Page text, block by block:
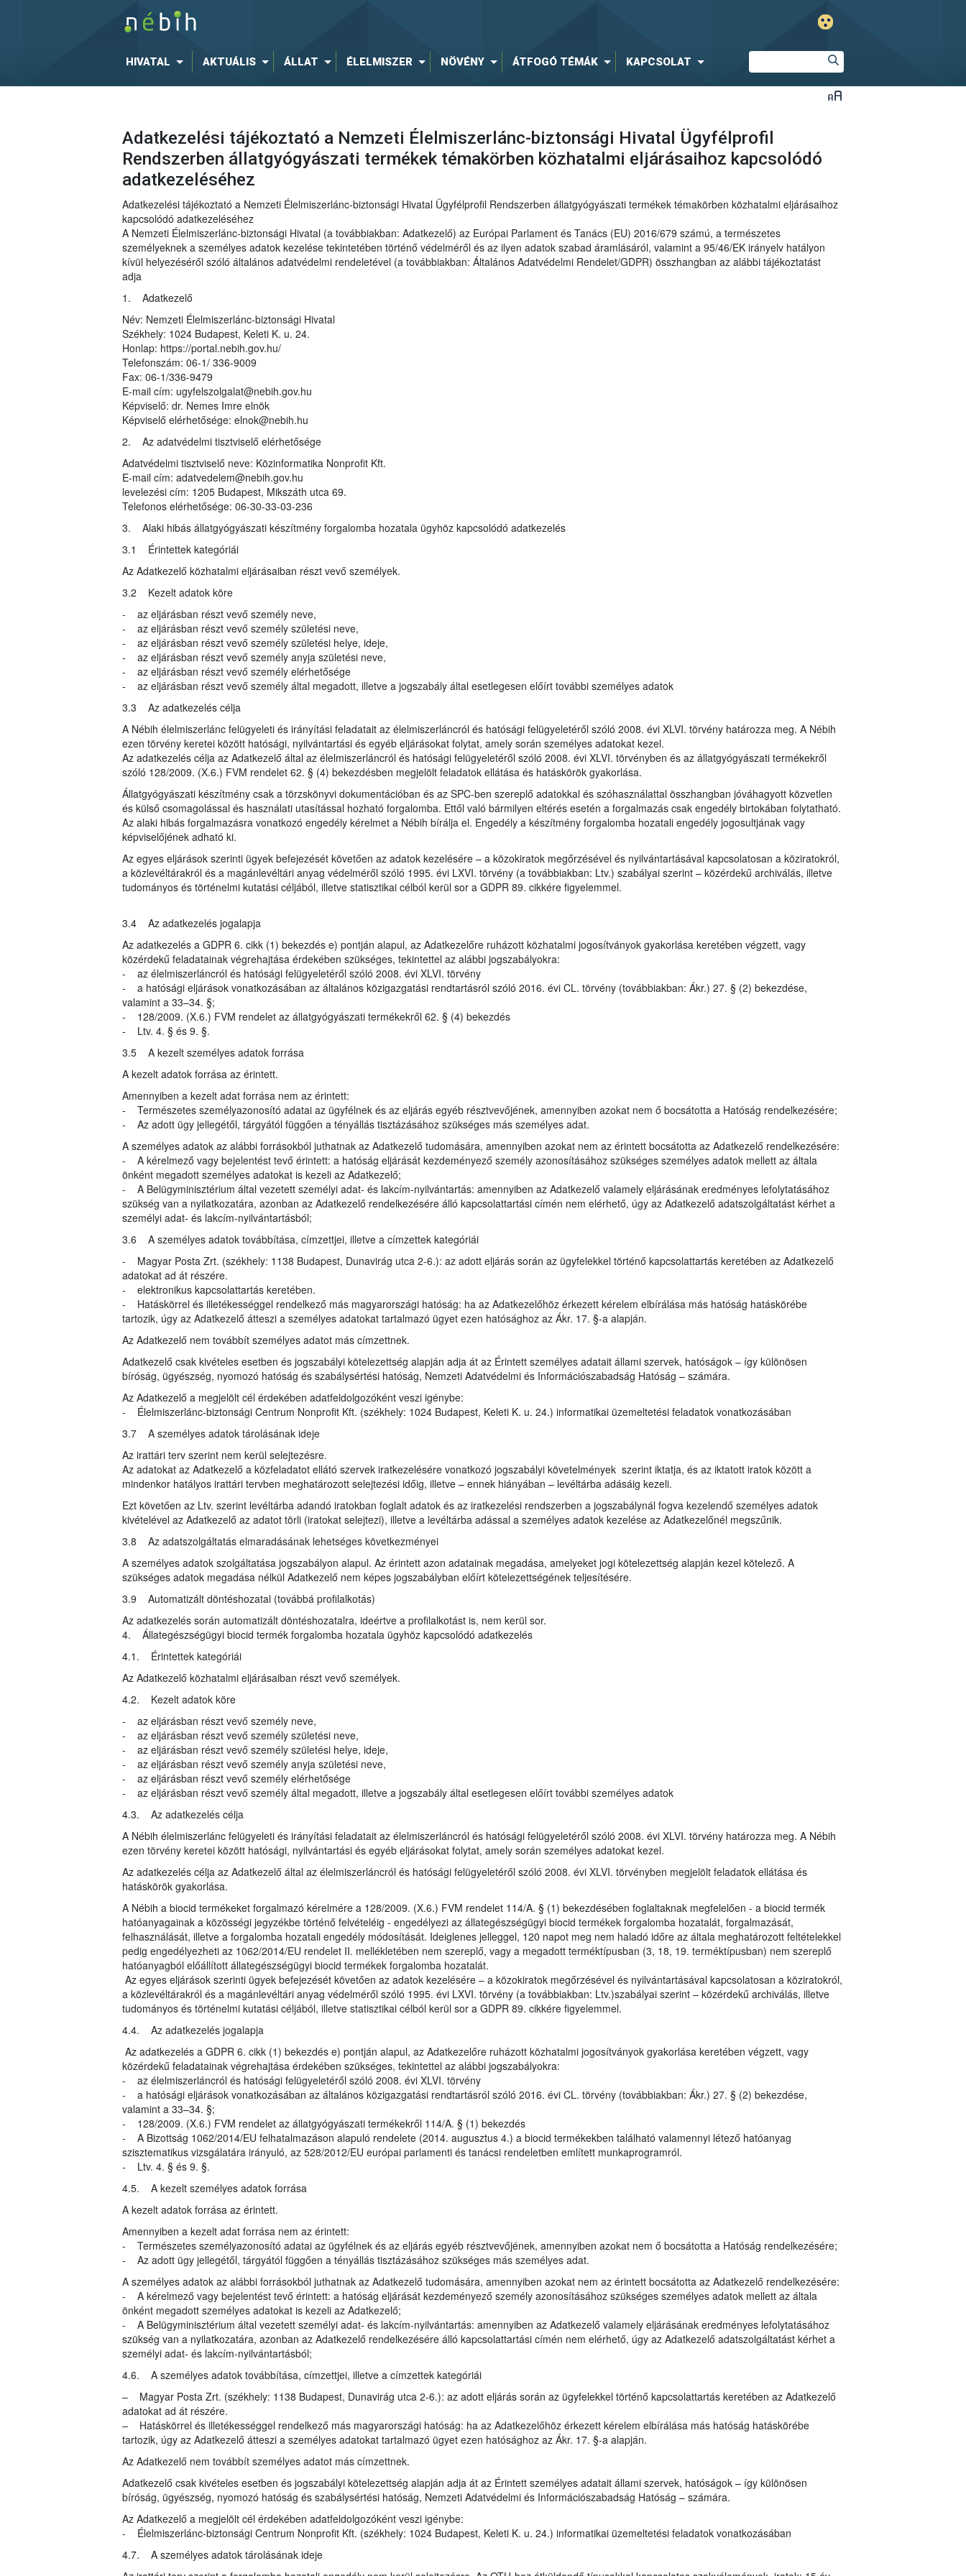
HIVATAL AKTUÁLIS ÁLLAT ÉLELMISZER NÖVÉNY ÁTFOGÓ TÉMÁK KAPCSOLAT
Adatkezelési tájékoztató a Nemzeti Élelmiszerlánc-biztonsági Hivatal Ügyfélprofil
Rendszerben állatgyógyászati termékek témakörben közhatalmi eljárásaihoz kapcsolódó
adatkezeléséhez
Adatkezelési tájékoztató a Nemzeti Élelmiszerlánc-biztonsági Hivatal Ügyfélprofil Rendszerben állatgyógyászati termékek témakörben közhatalmi eljárásaihoz
kapcsolódó adatkezeléséhez
A Nemzeti Élelmiszerlánc-biztonsági Hivatal (a továbbiakban: Adatkezelő) az Európai Parlament és Tanács (EU) 2016/679 számú, a természetes
személyeknek a személyes adatok kezelése tekintetében történő védelméről és az ilyen adatok szabad áramlásáról, valamint a 95/46/EK irányelv hatályon
kívül helyezéséről szóló általános adatvédelmi rendeletével (a továbbiakban: Általános Adatvédelmi Rendelet/GDPR) összhangban az alábbi tájékoztatást
adja
1. Adatkezelő
Név: Nemzeti Élelmiszerlánc-biztonsági Hivatal
Székhely: 1024 Budapest, Keleti K. u. 24.
Honlap: https://portal.nebih.gov.hu/
Telefonszám: 06-1/ 336-9009
Fax: 06-1/336-9479
E-mail cím: ugyfelszolgalat@nebih.gov.hu
Képviselő: dr. Nemes Imre elnök
Képviselő elérhetősége: elnok@nebih.hu
2. Az adatvédelmi tisztviselő elérhetősége
Adatvédelmi tisztviselő neve: Közinformatika Nonprofit Kft.
E-mail cím: adatvedelem@nebih.gov.hu
levelezési cím: 1205 Budapest, Mikszáth utca 69.
Telefonos elérhetősége: 06-30-33-03-236
3. Alaki hibás állatgyógyászati készítmény forgalomba hozatala ügyhöz kapcsolódó adatkezelés
3.1 Érintettek kategóriái
Az Adatkezelő közhatalmi eljárásaiban részt vevő személyek.
3.2 Kezelt adatok köre
- az eljárásban részt vevő személy neve,
- az eljárásban részt vevő személy születési neve,
- az eljárásban részt vevő személy születési helye, ideje,
- az eljárásban részt vevő személy anyja születési neve,
- az eljárásban részt vevő személy elérhetősége
- az eljárásban részt vevő személy által megadott, illetve a jogszabály által esetlegesen előírt további személyes adatok
3.3 Az adatkezelés célja
A Nébih élelmiszerlánc felügyeleti és irányítási feladatait az élelmiszerláncról és hatósági felügyeletéről szóló 2008. évi XLVI. törvény határozza meg. A Nébih
ezen törvény keretei között hatósági, nyilvántartási és egyéb eljárásokat folytat, amely során személyes adatokat kezel.
Az adatkezelés célja az Adatkezelő által az élelmiszerláncról és hatósági felügyeletéről szóló 2008. évi XLVI. törvényben és az állatgyógyászati termékekről
szóló 128/2009. (X.6.) FVM rendelet 62. § (4) bekezdésben megjelölt feladatok ellátása és hatáskörök gyakorlása.
Állatgyógyászati készítmény csak a törzskönyvi dokumentációban és az SPC-ben szereplő adatokkal és szóhasználattal összhangban jóváhagyott közvetlen
és külső csomagolással és használati utasítással hozható forgalomba. Ettől való bármilyen eltérés esetén a forgalmazás csak engedély birtokában folytatható.
Az alaki hibás forgalmazásra vonatkozó engedély kérelmet a Nébih bírálja el. Engedély a készítmény forgalomba hozatali engedély jogosultjának vagy
képviselőjének adható ki.
Az egyes eljárások szerinti ügyek befejezését követően az adatok kezelésére – a közokiratok megőrzésével és nyilvántartásával kapcsolatosan a köziratokról,
a közlevéltárakról és a magánlevéltári anyag védelméről szóló 1995. évi LXVI. törvény (a továbbiakban: Ltv.) szabályai szerint – közérdekű archiválás, illetve
tudományos és történelmi kutatási céljából, illetve statisztikai célból kerül sor a GDPR 89. cikkére figyelemmel.
3.4 Az adatkezelés jogalapja
Az adatkezelés a GDPR 6. cikk (1) bekezdés e) pontján alapul, az Adatkezelőre ruházott közhatalmi jogosítványok gyakorlása keretében végzett, vagy
közérdekű feladatainak végrehajtása érdekében szükséges, tekintettel az alábbi jogszabályokra:
- az élelmiszerláncról és hatósági felügyeletéről szóló 2008. évi XLVI. törvény
- a hatósági eljárások vonatkozásában az általános közigazgatási rendtartásról szóló 2016. évi CL. törvény (továbbiakban: Ákr.) 27. § (2) bekezdése,
valamint a 33–34. §;
- 128/2009. (X.6.) FVM rendelet az állatgyógyászati termékekről 62. § (4) bekezdés
- Ltv. 4. § és 9. §.
3.5 A kezelt személyes adatok forrása
A kezelt adatok forrása az érintett.
Amennyiben a kezelt adat forrása nem az érintett:
- Természetes személyazonosító adatai az ügyfélnek és az eljárás egyéb résztvevőjének, amennyiben azokat nem ő bocsátotta a Hatóság rendelkezésére;
- Az adott ügy jellegétől, tárgyától függően a tényállás tisztázásához szükséges más személyes adat.
A személyes adatok az alábbi forrásokból juthatnak az Adatkezelő tudomására, amennyiben azokat nem az érintett bocsátotta az Adatkezelő rendelkezésére:
- A kérelmező vagy bejelentést tevő érintett: a hatóság eljárását kezdeményező személy azonosításához szükséges személyes adatok mellett az általa
önként megadott személyes adatokat is kezeli az Adatkezelő;
- A Belügyminisztérium által vezetett személyi adat- és lakcím-nyilvántartás: amennyiben az Adatkezelő valamely eljárásának eredményes lefolytatásához
szükség van a nyilatkozatára, azonban az Adatkezelő rendelkezésére álló kapcsolattartási címén nem elérhető, úgy az Adatkezelő adatszolgáltatást kérhet a
személyi adat- és lakcím-nyilvántartásból;
3.6 A személyes adatok továbbítása, címzettjei, illetve a címzettek kategóriái
- Magyar Posta Zrt. (székhely: 1138 Budapest, Dunavirág utca 2-6.): az adott eljárás során az ügyfelekkel történő kapcsolattartás keretében az Adatkezelő
adatokat ad át részére.
- elektronikus kapcsolattartás keretében.
- Hatáskörrel és illetékességgel rendelkező más magyarországi hatóság: ha az Adatkezelőhöz érkezett kérelem elbírálása más hatóság hatáskörébe
tartozik, úgy az Adatkezelő átteszi a személyes adatokat tartalmazó ügyet ezen hatósághoz az Ákr. 17. §-a alapján.
Az Adatkezelő nem továbbít személyes adatot más címzettnek.
Adatkezelő csak kivételes esetben és jogszabályi kötelezettség alapján adja át az Érintett személyes adatait állami szervek, hatóságok – így különösen
bíróság, ügyészség, nyomozó hatóság és szabálysértési hatóság, Nemzeti Adatvédelmi és Információszabadság Hatóság – számára.
Az Adatkezelő a megjelölt cél érdekében adatfeldolgozóként veszi igénybe:
- Élelmiszerlánc-biztonsági Centrum Nonprofit Kft. (székhely: 1024 Budapest, Keleti K. u. 24.) informatikai üzemeltetési feladatok vonatkozásában
3.7 A személyes adatok tárolásának ideje
Az irattári terv szerint nem kerül selejtezésre.
Az adatokat az Adatkezelő a közfeladatot ellátó szervek iratkezelésére vonatkozó jogszabályi követelmények szerint iktatja, és az iktatott iratok között a
mindenkor hatályos irattári tervben meghatározott selejtezési időig, illetve – ennek hiányában – levéltárba adásáig kezeli.
Ezt követően az Ltv. szerint levéltárba adandó iratokban foglalt adatok és az iratkezelési rendszerben a jogszabálynál fogva kezelendő személyes adatok
kivételével az Adatkezelő az adatot törli (iratokat selejtezi), illetve a levéltárba adással a személyes adatok kezelése az Adatkezelőnél megszűnik.
3.8 Az adatszolgáltatás elmaradásának lehetséges következményei
A személyes adatok szolgáltatása jogszabályon alapul. Az érintett azon adatainak megadása, amelyeket jogi kötelezettség alapján kezel kötelező. A
szükséges adatok megadása nélkül Adatkezelő nem képes jogszabályban előírt kötelezettségének teljesítésére.
3.9 Automatizált döntéshozatal (továbbá profilalkotás)
Az adatkezelés során automatizált döntéshozatalra, ideértve a profilalkotást is, nem kerül sor.
4. Állategészségügyi biocid termék forgalomba hozatala ügyhöz kapcsolódó adatkezelés
4.1. Érintettek kategóriái
Az Adatkezelő közhatalmi eljárásaiban részt vevő személyek.
4.2. Kezelt adatok köre
- az eljárásban részt vevő személy neve,
- az eljárásban részt vevő személy születési neve,
- az eljárásban részt vevő személy születési helye, ideje,
- az eljárásban részt vevő személy anyja születési neve,
- az eljárásban részt vevő személy elérhetősége
- az eljárásban részt vevő személy által megadott, illetve a jogszabály által esetlegesen előírt további személyes adatok
4.3. Az adatkezelés célja
A Nébih élelmiszerlánc felügyeleti és irányítási feladatait az élelmiszerláncról és hatósági felügyeletéről szóló 2008. évi XLVI. törvény határozza meg. A Nébih
ezen törvény keretei között hatósági, nyilvántartási és egyéb eljárásokat folytat, amely során személyes adatokat kezel.
Az adatkezelés célja az Adatkezelő által az élelmiszerláncról és hatósági felügyeletéről szóló 2008. évi XLVI. törvényben megjelölt feladatok ellátása és
hatáskörök gyakorlása.
A Nébih a biocid termékeket forgalmazó kérelmére a 128/2009. (X.6.) FVM rendelet 114/A. § (1) bekezdésében foglaltaknak megfelelően - a biocid termék
hatóanyagainak a közösségi jegyzékbe történő felvételéig - engedélyezi az állategészségügyi biocid termékek forgalomba hozatalát, forgalmazását,
felhasználását, illetve a forgalomba hozatali engedély módosítását. Ideiglenes jelleggel, 120 napot meg nem haladó időre az általa meghatározott feltételekkel
pedig engedélyezheti az 1062/2014/EU rendelet II. mellékletében nem szereplő, vagy a megadott terméktípusban (3, 18, 19. terméktípusban) nem szereplő
hatóanyagból előállított állategészségügyi biocid termékek forgalomba hozatalát.
Az egyes eljárások szerinti ügyek befejezését követően az adatok kezelésére – a közokiratok megőrzésével és nyilvántartásával kapcsolatosan a köziratokról,
a közlevéltárakról és a magánlevéltári anyag védelméről szóló 1995. évi LXVI. törvény (a továbbiakban: Ltv.)szabályai szerint – közérdekű archiválás, illetve
tudományos és történelmi kutatási céljából, illetve statisztikai célból kerül sor a GDPR 89. cikkére figyelemmel.
4.4. Az adatkezelés jogalapja
Az adatkezelés a GDPR 6. cikk (1) bekezdés e) pontján alapul, az Adatkezelőre ruházott közhatalmi jogosítványok gyakorlása keretében végzett, vagy
közérdekű feladatainak végrehajtása érdekében szükséges, tekintettel az alábbi jogszabályokra:
- az élelmiszerláncról és hatósági felügyeletéről szóló 2008. évi XLVI. törvény
- a hatósági eljárások vonatkozásában az általános közigazgatási rendtartásról szóló 2016. évi CL. törvény (továbbiakban: Ákr.) 27. § (2) bekezdése,
valamint a 33–34. §;
- 128/2009. (X.6.) FVM rendelet az állatgyógyászati termékekről 114/A. § (1) bekezdés
- A Bizottság 1062/2014/EU felhatalmazáson alapuló rendelete (2014. augusztus 4.) a biocid termékekben található valamennyi létező hatóanyag
szisztematikus vizsgálatára irányuló, az 528/2012/EU európai parlamenti és tanácsi rendeletben említett munkaprogramról.
- Ltv. 4. § és 9. §.
4.5. A kezelt személyes adatok forrása
A kezelt adatok forrása az érintett.
Amennyiben a kezelt adat forrása nem az érintett:
- Természetes személyazonosító adatai az ügyfélnek és az eljárás egyéb résztvevőjének, amennyiben azokat nem ő bocsátotta a Hatóság rendelkezésére;
- Az adott ügy jellegétől, tárgyától függően a tényállás tisztázásához szükséges más személyes adat.
A személyes adatok az alábbi forrásokból juthatnak az Adatkezelő tudomására, amennyiben azokat nem az érintett bocsátotta az Adatkezelő rendelkezésére:
- A kérelmező vagy bejelentést tevő érintett: a hatóság eljárását kezdeményező személy azonosításához szükséges személyes adatok mellett az általa
önként megadott személyes adatokat is kezeli az Adatkezelő;
- A Belügyminisztérium által vezetett személyi adat- és lakcím-nyilvántartás: amennyiben az Adatkezelő valamely eljárásának eredményes lefolytatásához
szükség van a nyilatkozatára, azonban az Adatkezelő rendelkezésére álló kapcsolattartási címén nem elérhető, úgy az Adatkezelő adatszolgáltatást kérhet a
személyi adat- és lakcím-nyilvántartásból;
4.6. A személyes adatok továbbítása, címzettjei, illetve a címzettek kategóriái
– Magyar Posta Zrt. (székhely: 1138 Budapest, Dunavirág utca 2-6.): az adott eljárás során az ügyfelekkel történő kapcsolattartás keretében az Adatkezelő
adatokat ad át részére.
– Hatáskörrel és illetékességgel rendelkező más magyarországi hatóság: ha az Adatkezelőhöz érkezett kérelem elbírálása más hatóság hatáskörébe
tartozik, úgy az Adatkezelő átteszi a személyes adatokat tartalmazó ügyet ezen hatósághoz az Ákr. 17. §-a alapján.
Az Adatkezelő nem továbbít személyes adatot más címzettnek.
Adatkezelő csak kivételes esetben és jogszabályi kötelezettség alapján adja át az Érintett személyes adatait állami szervek, hatóságok – így különösen
bíróság, ügyészség, nyomozó hatóság és szabálysértési hatóság, Nemzeti Adatvédelmi és Információszabadság Hatóság – számára.
Az Adatkezelő a megjelölt cél érdekében adatfeldolgozóként veszi igénybe:
- Élelmiszerlánc-biztonsági Centrum Nonprofit Kft. (székhely: 1024 Budapest, Keleti K. u. 24.) informatikai üzemeltetési feladatok vonatkozásában
4.7. A személyes adatok tárolásának ideje